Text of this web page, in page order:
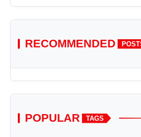
RECOMMENDED
POPULAR TAGS